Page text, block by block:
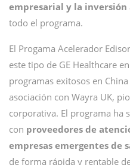
empresarial y la inversión
todo el programa.
El Progama Acelerador
este tipo de GE Healthcare
programas exitosos en
asociación con Wayra UK,
corporativa. El programa ha
con proveedores de
empresas emergentes de
de forma rápida y rentable